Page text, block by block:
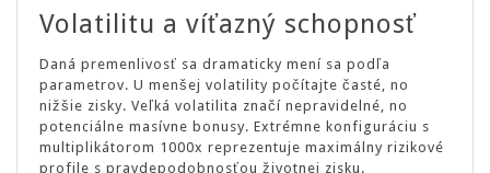
Volatilitu a víťazný schopnosť
Daná premenlivosť sa dramaticky mení sa podľa
parametrov. U menšej volatility počítajte časté, no
nižšie zisky. Veľká volatilita značí nepravidelné, no
potenciálne masívne bonusy. Extrémne konfiguráciu s
multiplikátorom 1000x reprezentuje maximálny rizikové
profile s pravdepodobnosťou životnej zisku.